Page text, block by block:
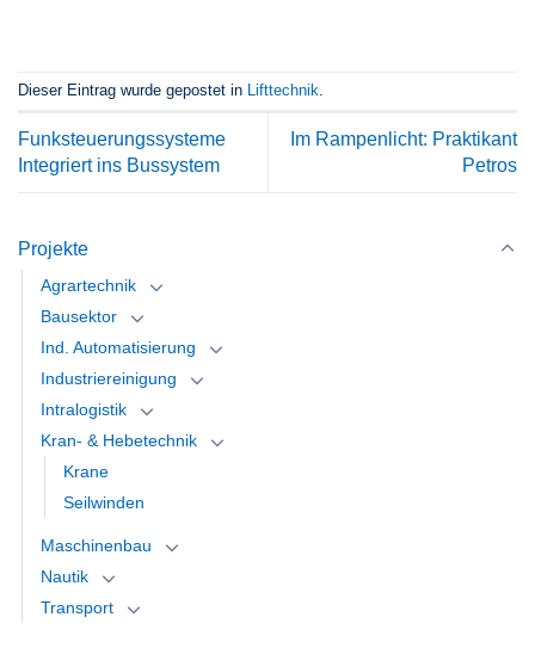
Projekte
Agrartechnik
Bausektor
Ind. Automatisierung
Industriereinigung
Intralogistik
Kran- & Hebetechnik
Krane
Seilwinden
Maschinenbau
Nautik
Transport
Dieser Eintrag wurde gepostet in Lifttechnik.
Funksteuerungssysteme
Integriert ins Bussystem
Im Rampenlicht: Praktikant
Petros